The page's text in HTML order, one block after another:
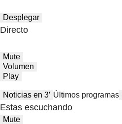
Desplegar
Directo
Mute
Volumen
Play
Noticias en 3′ Últimos programas
Estas escuchando
Mute